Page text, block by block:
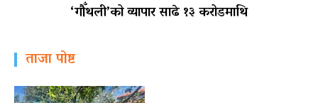
‘गौँथली’को व्यापार साढे १३ करोडमाथि
ताजा पोष्ट